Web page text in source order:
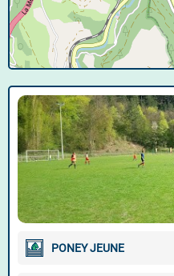
PONEY JEUNE